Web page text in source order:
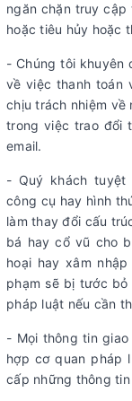
ngăn chặn truy
hoặc tiêu hủy hoặc
- Chúng tôi khuyên
về việc thanh toán
chịu trách nhiệm về
trong việc trao đổi
email.
- Quý khách
công cụ hay hình
làm thay đổi cấu
bá hay cổ vũ cho
hoại hay xâm
phạm sẽ bị tước
pháp luật nếu cần
- Mọi thông tin
hợp cơ quan pháp
cấp những thông